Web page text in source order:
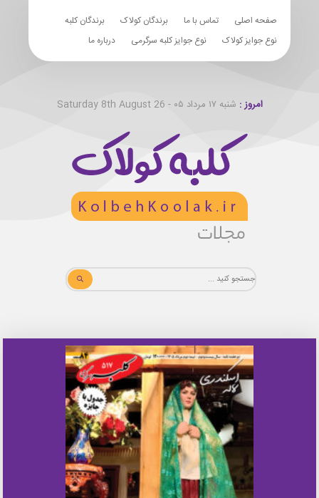
صفحه اصلی تماس با ما برندگان کولاک
برندگان کلبه
نوع جوایز کولاک
نوع جوایز کلبه سرگرمی درباره ما
امروز : شنبه ۱۷ مرداد ۰۵ - Saturday 8th August 26